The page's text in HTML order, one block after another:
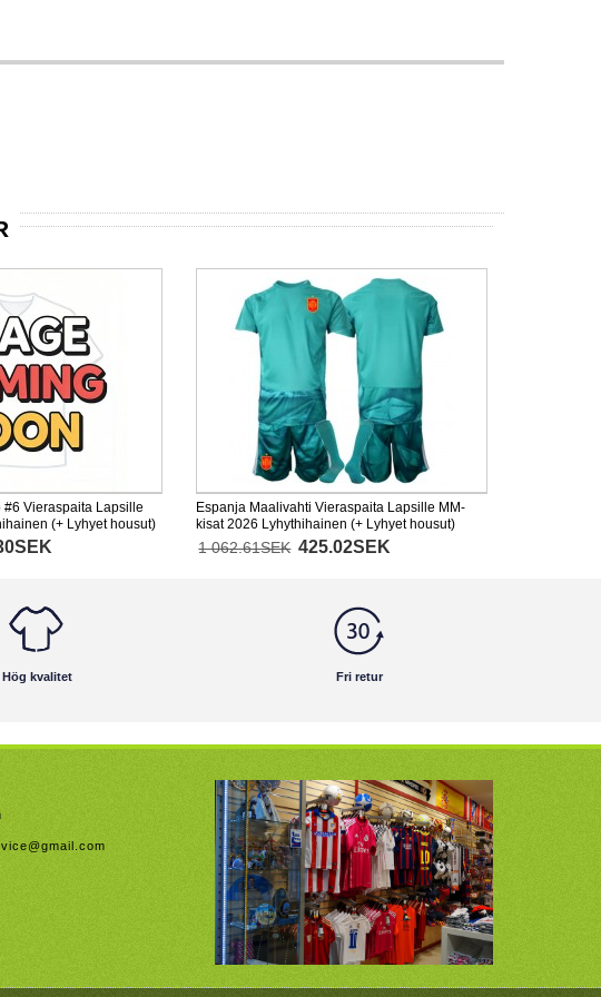
#6 Vieraspaita Lapsille
(+ Lyhyet housut)
Espanja Maalivahti Vieraspaita Lapsille MM-
kisat 2026 Lyhythihainen (+ Lyhyet housut)
1 062.61SEK 425.02SEK
Hög kvalitet Fri retur